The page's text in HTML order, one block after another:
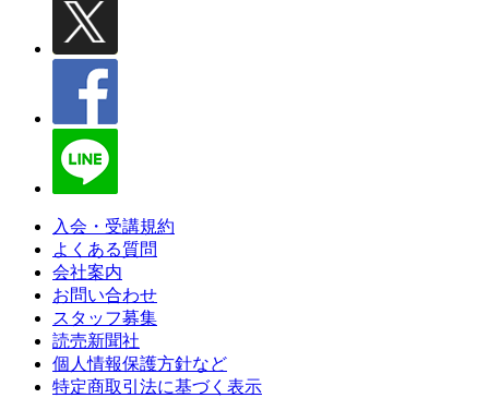
入会・受講規約
よくある質問
会社案内
お問い合わせ
スタッフ募集
読売新聞社
個人情報保護方針など
特定商取引法に基づく表示